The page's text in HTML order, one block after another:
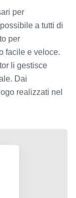
per
a tutti di
per
facile e veloce.
li gestisce
Dai
realizzati nel